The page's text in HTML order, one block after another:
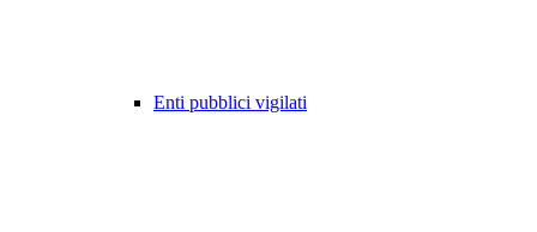
Enti pubblici vigilati